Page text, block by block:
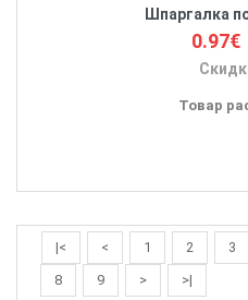
Шпаргалка
0.97€
Товар
|< < 1 2 3
8
9 >
>|